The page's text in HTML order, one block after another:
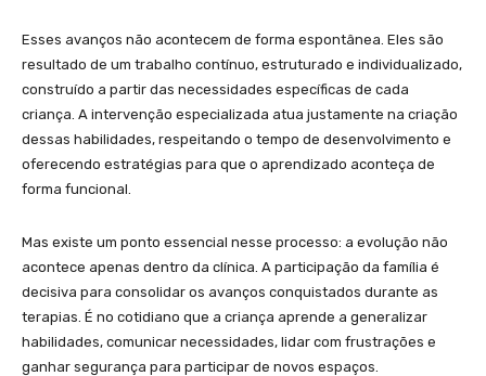
Esses avanços não acontecem de forma espontânea. Eles são
resultado de um trabalho contínuo, estruturado e individualizado,
construído a partir das necessidades específicas de cada
criança. A intervenção especializada atua justamente na criação
dessas habilidades, respeitando o tempo de desenvolvimento e
oferecendo estratégias para que o aprendizado aconteça de
forma funcional.
Mas existe um ponto essencial nesse processo: a evolução não
acontece apenas dentro da clínica. A participação da família é
decisiva para consolidar os avanços conquistados durante as
terapias. É no cotidiano que a criança aprende a generalizar
habilidades, comunicar necessidades, lidar com frustrações e
ganhar segurança para participar de novos espaços.